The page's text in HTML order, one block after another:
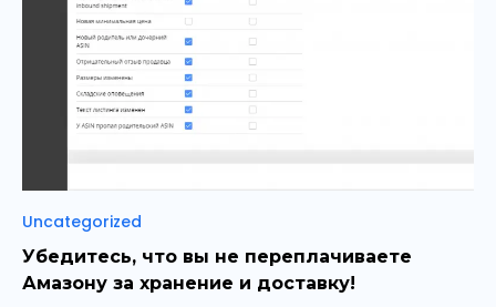
Рубрики
Uncategorized
Убедитесь, что вы не переплачиваете
Амазону за хранение и доставку!